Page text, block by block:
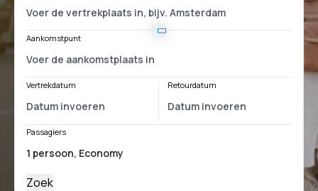
Aankomstpunt
Vertrekdatum Retourdatum
Passagiers
Zoek